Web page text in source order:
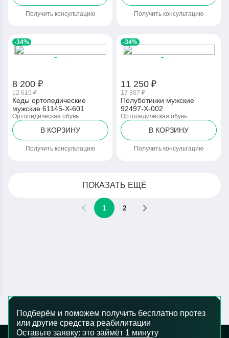
Получить консультацию Получить консультацию
-34%
8 200 ₽
12 615 ₽
Кеды ортопедические
мужские 61145-Х-601
Ортопедическая обувь
В КОРЗИНУ
Получить консультацию
-34%
11 250 ₽
17 307 ₽
Полуботинки мужские
92497-Х-002
Ортопедическая обувь
В КОРЗИНУ
Получить консультацию
ПОКАЗАТЬ ЕЩЁ
1 2
Подберём и поможем получить бесплатно протез
или другие средства реабилитации
Оставьте заявку: это займёт 1 минуту